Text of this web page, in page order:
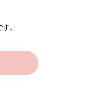
。
どはこちらからお願い